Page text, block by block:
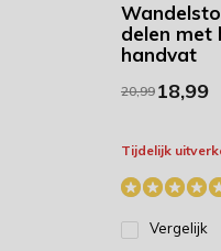
delen met
handvat
20,9918,99
Tijdelijk
Vergelijk